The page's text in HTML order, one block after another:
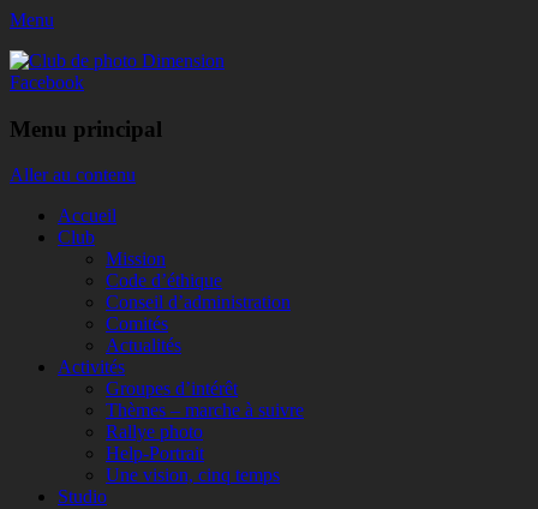
Menu
Club de photo Dimension
Facebook
Menu principal
Aller au contenu
Accueil
Club
Mission
Code d’éthique
Conseil d’administration
Comités
Actualités
Activités
Groupes d’intérêt
Thèmes – marche à suivre
Rallye photo
Help-Portrait
Une vision, cinq temps
Studio